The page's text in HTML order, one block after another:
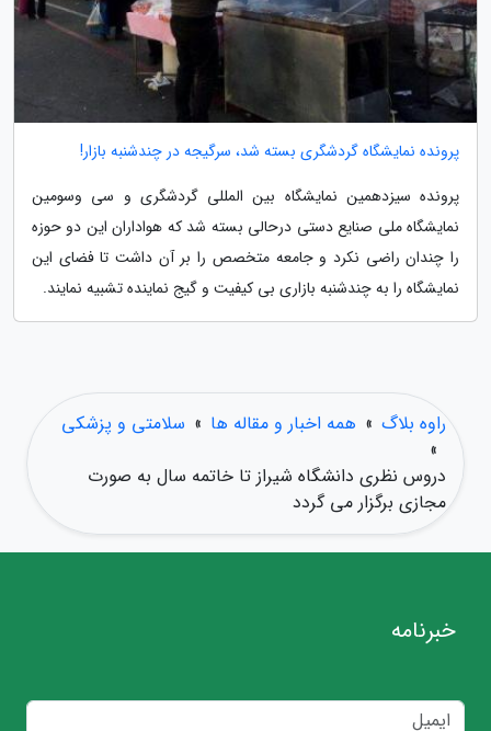
پرونده نمایشگاه گردشگری بسته شد، سرگیجه در چندشنبه بازار!
پرونده سیزدهمین نمایشگاه بین المللی گردشگری و سی وسومین
نمایشگاه ملی صنایع دستی درحالی بسته شد که هواداران این دو حوزه
را چندان راضی نکرد و جامعه متخصص را بر آن داشت تا فضای این
نمایشگاه را به چندشنبه بازاری بی کیفیت و گیج نماینده تشبیه نمایند.
راوه بلاگ » همه اخبار و مقاله ها » سلامتی و پزشکی
»
دروس نظری دانشگاه شیراز تا خاتمه سال به صورت
مجازی برگزار می گردد
خبرنامه